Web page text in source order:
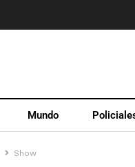
Mundo
Show